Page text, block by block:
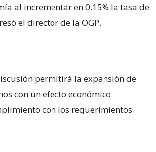
al incrementar en 0.15% la tasa de
el director de la OGP.
permitirá la expansión de
con un efecto económico
con los requerimientos